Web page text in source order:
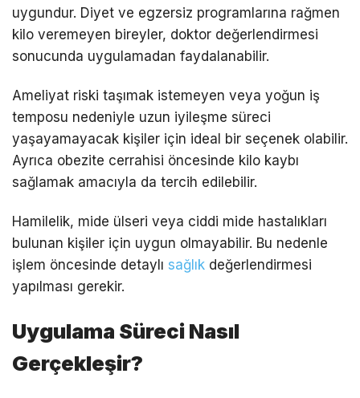
uygundur. Diyet ve egzersiz programlarına rağmen
kilo veremeyen bireyler, doktor değerlendirmesi
sonucunda uygulamadan faydalanabilir.
Ameliyat riski taşımak istemeyen veya yoğun iş
temposu nedeniyle uzun iyileşme süreci
yaşayamayacak kişiler için ideal bir seçenek olabilir.
Ayrıca obezite cerrahisi öncesinde kilo kaybı
sağlamak amacıyla da tercih edilebilir.
Hamilelik, mide ülseri veya ciddi mide hastalıkları
bulunan kişiler için uygun olmayabilir. Bu nedenle
işlem öncesinde detaylı sağlık değerlendirmesi
yapılması gerekir.
Uygulama Süreci Nasıl
Gerçekleşir?